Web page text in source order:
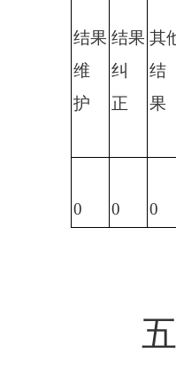
结果
维
护
结果
纠
正
其
结
果
0 0 0
五